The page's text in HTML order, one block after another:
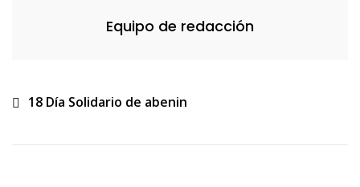
Equipo de redacción
Navegación
entradas
18 Día Solidario de abenin